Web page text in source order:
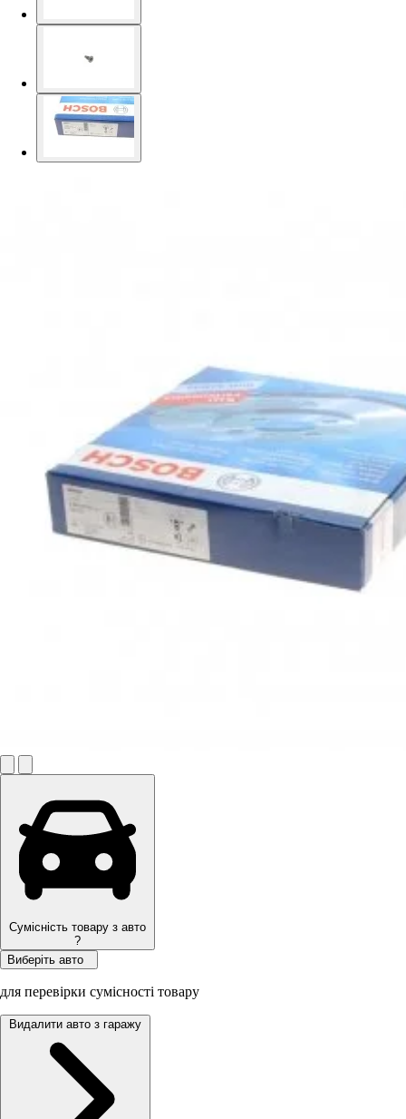
Сумісність товару з авто
?
Виберіть авто
для перевірки сумісності товару
Видалити авто з гаражу